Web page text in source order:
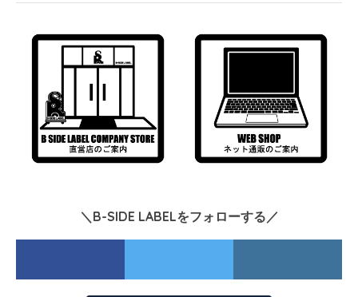
＼B-SIDE LABELをフォローする／